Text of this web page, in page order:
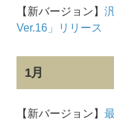
【新バージョン】
Ver.16」リリース
1月
【新バージョン】